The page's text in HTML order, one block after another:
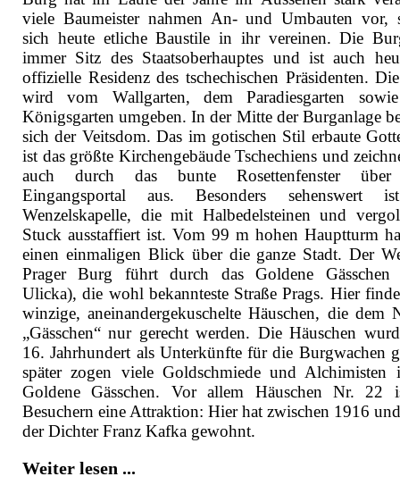
viele Baumeister nahmen An- und Umbauten vor,
sich heute etliche Baustile in ihr vereinen. Die
immer Sitz des Staatsoberhauptes und ist auch
offizielle Residenz des tschechischen Präsidenten.
wird vom Wallgarten, dem Paradiesgarten
Königsgarten umgeben. In der Mitte der Burganlage
sich der Veitsdom. Das im gotischen Stil erbaute
ist das größte Kirchengebäude Tschechiens und
auch durch das bunte Rosettenfenster
Eingangsportal aus. Besonders sehenswert
Wenzelskapelle, die mit Halbedelsteinen und
Stuck ausstaffiert ist. Vom 99 m hohen Hauptturm
einen einmaligen Blick über die ganze Stadt. Der
Prager Burg führt durch das Goldene Gässchen
Ulicka), die wohl bekannteste Straße Prags. Hier
winzige, aneinandergekuschelte Häuschen, die dem
„Gässchen“ nur gerecht werden. Die Häuschen
16. Jahrhundert als Unterkünfte für die Burgwachen
später zogen viele Goldschmiede und Alchimisten
Goldene Gässchen. Vor allem Häuschen Nr. 22
Besuchern eine Attraktion: Hier hat zwischen 1916
der Dichter Franz Kafka gewohnt.
Weiter lesen ...